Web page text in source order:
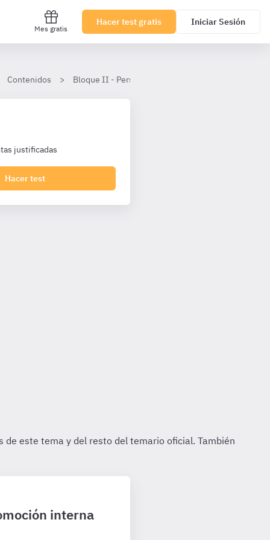
Mes gratis
Hacer test gratis Iniciar Sesión
Contenidos Bloque II - Personal Laboral Agencia Tributaria I1
justificadas
Hacer test
interna